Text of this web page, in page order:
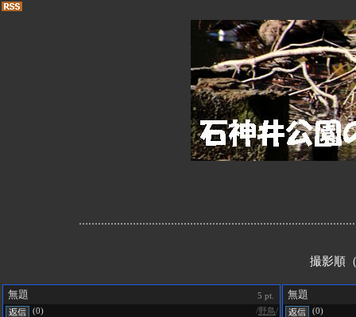
撮影順
無題
5 pt.
(0)
/野鳥/
無題
(0)